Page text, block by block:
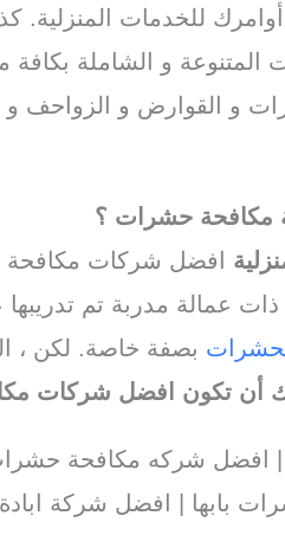
للخدمات المنزلية.
المتنوعة و الشاملة
و القوارض و الزواحف و
مكافحة حشرات ؟
افضل شركات مكافحة
عمالة مدربة تم
بصفة خاصة. لكن ،
أن تكون افضل شركات
| افضل شركه مكافحة
بابها | افضل شركة